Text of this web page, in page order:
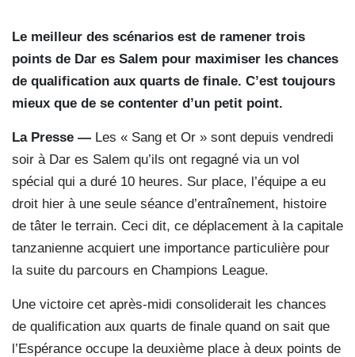
Le meilleur des scénarios est de ramener trois
points de Dar es Salem pour maximiser les chances
de qualification aux quarts de finale. C’est toujours
mieux que de se contenter d’un petit point.
La Presse — Les « Sang et Or » sont depuis vendredi
soir à Dar es Salem qu’ils ont regagné via un vol
spécial qui a duré 10 heures. Sur place, l’équipe a eu
droit hier à une seule séance d’entraînement, histoire
de tâter le terrain. Ceci dit, ce déplacement à la capitale
tanzanienne acquiert une importance particulière pour
la suite du parcours en Champions League.
Une victoire cet après-midi consoliderait les chances
de qualification aux quarts de finale quand on sait que
l’Espérance occupe la deuxième place à deux points de